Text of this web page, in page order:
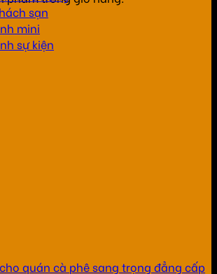
sạn
mini
sự kiện